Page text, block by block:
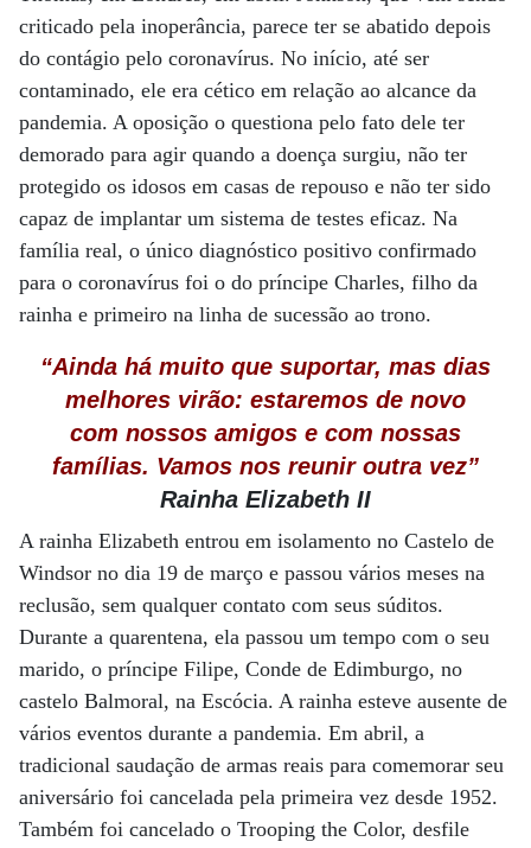
criticado pela inoperância, parece ter se abatido depois
do contágio pelo coronavírus. No início, até ser
contaminado, ele era cético em relação ao alcance da
pandemia. A oposição o questiona pelo fato dele ter
demorado para agir quando a doença surgiu, não ter
protegido os idosos em casas de repouso e não ter sido
capaz de implantar um sistema de testes eficaz. Na
família real, o único diagnóstico positivo confirmado
para o coronavírus foi o do príncipe Charles, filho da
rainha e primeiro na linha de sucessão ao trono.
“Ainda há muito que suportar, mas dias
melhores virão: estaremos de novo
com nossos amigos e com nossas
famílias. Vamos nos reunir outra vez”
Rainha Elizabeth II
A rainha Elizabeth entrou em isolamento no Castelo de
Windsor no dia 19 de março e passou vários meses na
reclusão, sem qualquer contato com seus súditos.
Durante a quarentena, ela passou um tempo com o seu
marido, o príncipe Filipe, Conde de Edimburgo, no
castelo Balmoral, na Escócia. A rainha esteve ausente de
vários eventos durante a pandemia. Em abril, a
tradicional saudação de armas reais para comemorar seu
aniversário foi cancelada pela primeira vez desde 1952.
Também foi cancelado o Trooping the Color, desfile